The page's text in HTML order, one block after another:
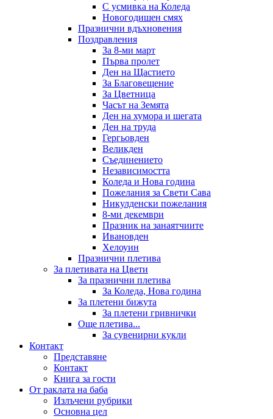
С усмивка на Коледа
Новогодишен смях
Празнични вдъхновения
Поздравления
За 8-ми март
Първа пролет
Ден на Щастието
За Благовещение
За Цветница
Часът на Земята
Ден на хумора и шегата
Ден на труда
Гергьовден
Великден
Съединението
Независимостта
Коледа и Нова година
Пожелания за Свети Сава
Никулденски пожелания
8-ми декември
Празник на занаятчиите
Ивановден
Хелоуин
Празнични плетива
За плетивата на Цвети
За празнични плетива
За Коледа, Нова година
За плетени бижута
За плетени гривнички
Още плетива...
За сувенирни кукли
Контакт
Представяне
Контакт
Книга за гости
От раклата на баба
Излъчени рубрики
Основна цел